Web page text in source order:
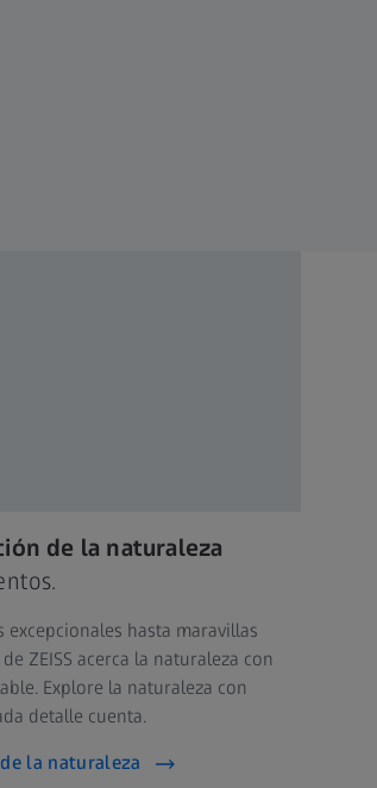
de la naturaleza
excepcionales hasta maravillas
ZEISS acerca la naturaleza con
Explore la naturaleza con
detalle cuenta.
de la naturaleza